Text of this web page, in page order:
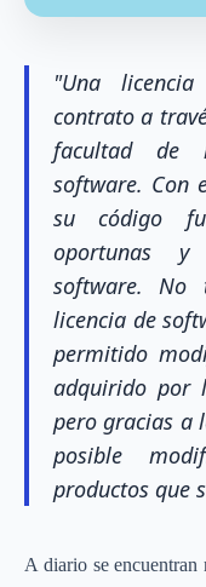
"Una
contrato a
facultad de
software. Con
su código
oportunas y
software. No
licencia de
permitido
adquirido por
pero gracias a
posible
productos que
A diario se encuentran